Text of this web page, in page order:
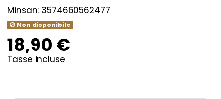
Minsan: 3574660562477
Non disponibile
18,90 €
Tasse incluse